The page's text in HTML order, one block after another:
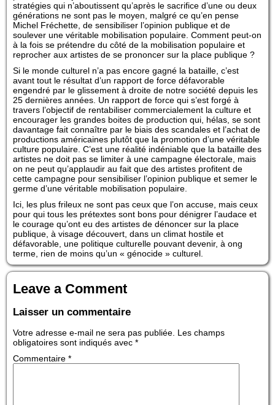
stratégies qui n’aboutissent qu’après le sacrifice d’une ou deux
générations ne sont pas le moyen, malgré ce qu’en pense
Michel Fréchette, de sensibiliser l’opinion publique et de
soulever une véritable mobilisation populaire. Comment peut-on
à la fois se prétendre du côté de la mobilisation populaire et
reprocher aux artistes de se prononcer sur la place publique ?
Si le monde culturel n’a pas encore gagné la bataille, c’est
avant tout le résultat d’un rapport de force défavorable
engendré par le glissement à droite de notre société depuis les
25 dernières années. Un rapport de force qui s’est forgé à
travers l’objectif de rentabiliser commercialement la culture et
encourager les grandes boites de production qui, hélas, se sont
davantage fait connaître par le biais des scandales et l’achat de
productions américaines plutôt que la promotion d’une véritable
culture populaire. C’est une réalité indéniable que la bataille des
artistes ne doit pas se limiter à une campagne électorale, mais
on ne peut qu’applaudir au fait que des artistes profitent de
cette campagne pour sensibiliser l’opinion publique et semer le
germe d’une véritable mobilisation populaire.
Ici, les plus frileux ne sont pas ceux que l’on accuse, mais ceux
pour qui tous les prétextes sont bons pour dénigrer l’audace et
le courage qu’ont eu des artistes de dénoncer sur la place
publique, à visage découvert, dans un climat hostile et
défavorable, une politique culturelle pouvant devenir, à ong
terme, rien de moins qu’un « génocide » culturel.
Leave a Comment
Laisser un commentaire
Votre adresse e-mail ne sera pas publiée. Les champs
obligatoires sont indiqués avec *
Commentaire *